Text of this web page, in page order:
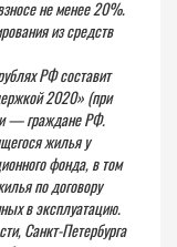
не менее 20%.
из средств
РФ составит
2020» (при
— граждане РФ.
жилья у
фонда, в том
по договору
в эксплуатацию.
Санкт-Петербурга